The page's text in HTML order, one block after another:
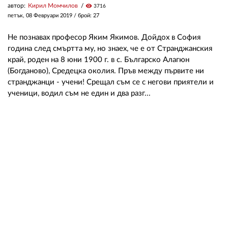
автор: Кирил Момчилов visibility 3716
петък, 08 Февруари 2019 / брой: 27
Не познавах професор Яким Якимов. Дойдох в София
година след смъртта му, но знаех, че е от Странджанския
край, роден на 8 юни 1900 г. в с. Българско Алагюн
(Богданово), Средецка околия. Пръв между първите ни
странджанци - учени! Срещал съм се с негови приятели и
ученици, водил съм не един и два разг...